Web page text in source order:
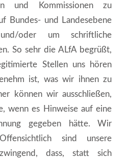
und Kommissionen zu
Bundes- und Landesebene
oder um schriftliche
So sehr die ALfA begrüßt,
Stellen uns hören
ist, was wir ihnen zu
können wir ausschließen,
wenn es Hinweise auf eine
gegeben hätte. Wir
sind unsere
dass, statt sich